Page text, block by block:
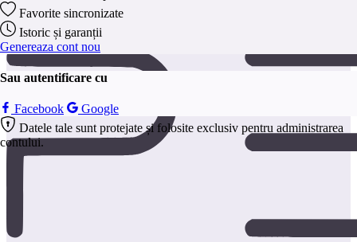
Salveaza
Favorite sincronizate
Istoric și garanții
Genereaza cont nou
Sau autentificare cu
Facebook
Google
Datele tale sunt protejate și folosite exclusiv pentru administrarea
contului.